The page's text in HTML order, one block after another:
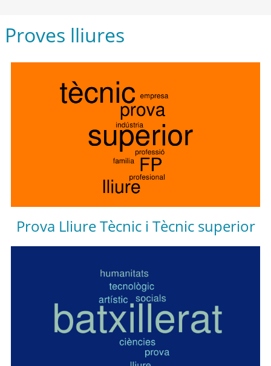
Proves lliures
Prova Lliure Tècnic i Tècnic superior